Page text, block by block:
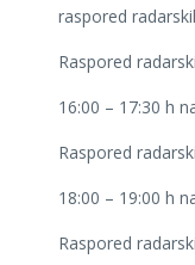
raspored
Raspored
16:00 – 17:30 h
Raspored
18:00 – 19:00 h
Raspored